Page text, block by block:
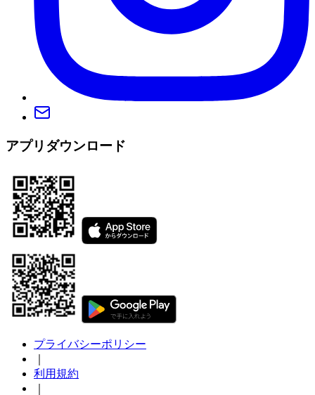
アプリダウンロード
プライバシーポリシー
利用規約